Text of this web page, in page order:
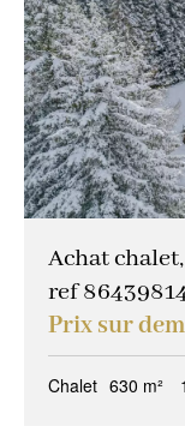
Achat chalet,
ref
Prix sur
Chalet 630 m²